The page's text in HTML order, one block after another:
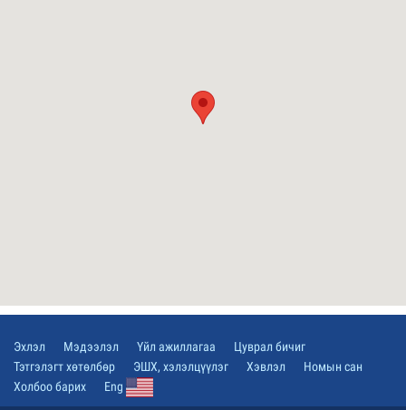
Эхлэл Мэдээлэл Үйл ажиллагаа
Цуврал бичиг
Тэтгэлэгт хөтөлбөр
ЭШХ, хэлэлцүүлэг Хэвлэл
Номын сан
Холбоо барих
Eng